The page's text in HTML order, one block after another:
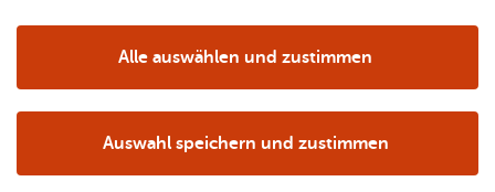
& TV
Pres­se
be­
treu­
ung
Schu­
len
Sa­nie­
ren &
bi­li­en
Stadt­
re­frei
Pfle­ge
& Un­
ter­stüt­
zung
Stadt Fried­richs­ha­fen
Ade­nau­er­platz 1Auswahl speichern und zustimmen
Alle auswählen und zustimmen